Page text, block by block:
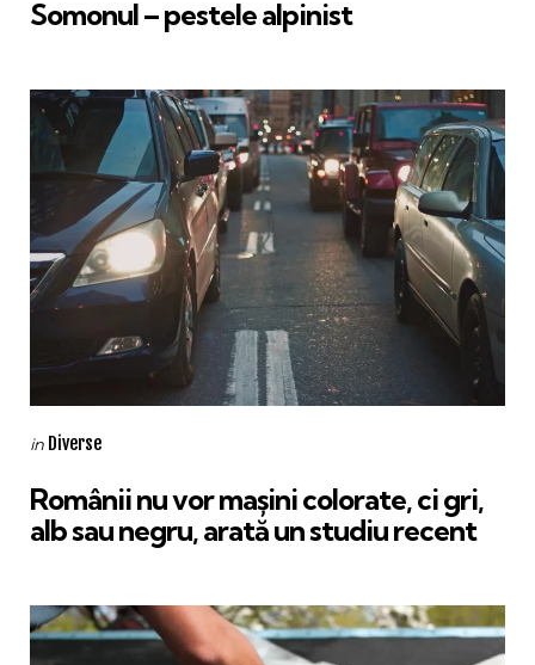
Somonul – pestele alpinist
Categories
Posted
in Diverse
Românii nu vor mașini colorate, ci gri,
alb sau negru, arată un studiu recent